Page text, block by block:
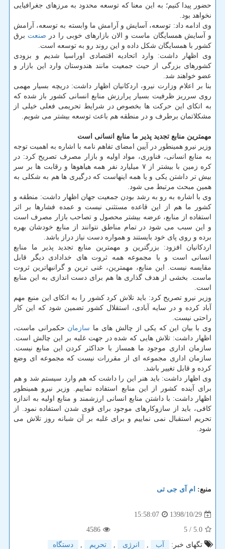
حضور پیدا كنیم؛ به این معنا كه توسعه محدود به مرزهای جغرافیایی
نخواهد بود.
وی ادامه داد: توسعه، آسایش و آرامش ما وابسته به توسعه، آرامش
و آسایش همسایگان ماست و الان بازارهای خوبی را در صنعت برق
كشور با همسایگان شكل داده و این روند رو به توسعه است.
وی اظهار داشت: وارد اتحادیه اقتصادی اوراسیا شدیم و بزودی
كشورهای بزرگی از حیث جمعیت مانند هندوستان وارد این بازار و
عضو خواهند شد.
بنا بر اعلام وزارت نیرو، اردكانیان اظهار داشت: دریچه بسیار مهمی
روی سرریز ظرفیت بسیار پرارزش منابع انسانی كشور باز شده كه
به اتكای این حركت ها بخصوص در شرایط تحریمی فعلی خیلی از
مشكلاتمان برطرف و در منطقه هم باعث توسعه بیشتر می شویم.
مهمترین منابع تجدید پذیر ما منابع انسانی است
وزیر نیرو همینطور در آیین امضای تفاهم نامه با اشاره به اهمیت توجه
به منابع انسانی، فناوری، مواد اولیه و بازار مصرف تصریح كرد: در
كره زمین با بیشتر از ۷ میلیارد نفر همه هیاهوها و رقابت ها بر سر
بیش تر داشتن یكی و یا همه اینهاست كه درگیری ها هم به شكلی به
همین مبحث مرتبط می شود.
وی با اشاره به رو به رشد بودن جمعیت جهان اظهار داشت: منطقه و
كشور ما هم از این قاعده مستثنی نیست و عمده فشارها بر اثر
استفاده از منابع، عرضه بیشتر محصول و تصاحب بازار مصرف است
و این سبب می شود در تمام مناطق نتوانند از منابع خودشان بهره
برده و روی پای خود بایستند و همواره دست نیاز دراز باشد.
اردكانیان افزود: بزرگترین و مهمترین منابع تجدید پذیر ما منابع
انسانی است و با مجموعه همه ثروت های خدادادی دیگر قابل
مقایسه نیست. این منابع، مهمترین، غنی ترین و گرانبهاترین ثروت
ماست. بخشی از هدف گذاری ها هم برای دست اندازی به این منابع
است.
وزیر نیرو تصریح كرد: باید تلاش كرد كشور را به اتكای این منبع مهم
آباد كرده و در سایه آبادی، استقلال كشور تضمین شود كه این كار
راحتی نیست.
وی با بیان این كه یكی از چالش های ما سازمان حكمرانی ماست،
اظهار داشت: تلاش هایی كه شده در جهت غلبه بر این چالش است.
سازمان اداری موجود ما همساز با حداكثر كردن این منابع نیست.
سازمان اداری مجموعه ای از مقررات نیست كه مجموعه ای وضع
كرده و قابل تغییر باشد.
وی اظهار داشت: باید هنر این را داشت كه هم وارد سیستم شد و هم
برای آینده كشور از این منابع استفاده نماییم. وزیر نیرو همینطور
اظهار داشت: با داشتن منابع انسانی ارزشمند و منابع اولیه به اندازه
كافی، باید از سازوكارهای موجود برای قوی شدن استفاده نمود. از
تحریم استقبال نمی نماییم و برای غلبه بر آن شبانه روز تلاش می
شود.
منبع: ام آی جی تی
1398/10/29
15:58:07
5.0
/ 5
4586
تگهای خبر:
آب , انرژی , تحریم , دستگاه